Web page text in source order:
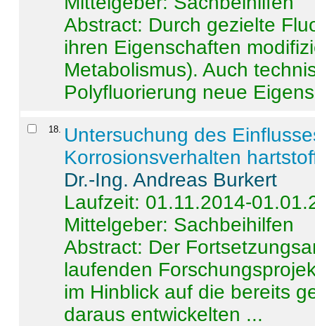
Abstract: Durch gezielte
ihren Eigenschaften
Metabolismus). Auch
Polyfluorierung neue
18
Untersuchung des
Korrosionsverhalten
Dr.-Ing. Andreas Burkert
Laufzeit: 01.11.2014-
Mittelgeber: Sachbeihilfen
Abstract: Der
laufenden
im Hinblick auf die bereits
daraus entwickelten ...